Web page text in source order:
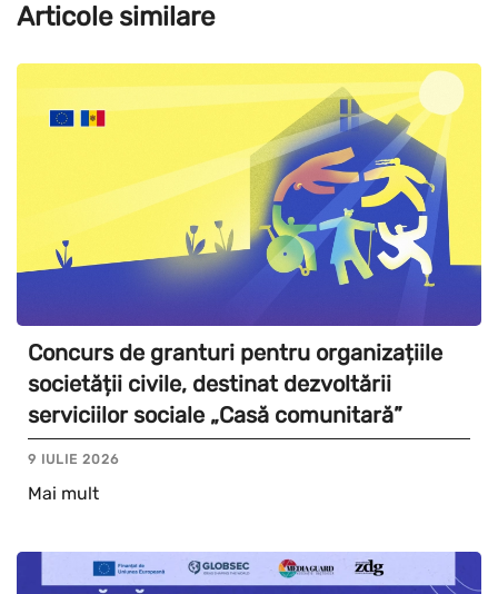
Articole similare
Concurs de granturi pentru organizațiile
societății civile, destinat dezvoltării
serviciilor sociale „Casă comunitară”
9 IULIE 2026
Mai mult